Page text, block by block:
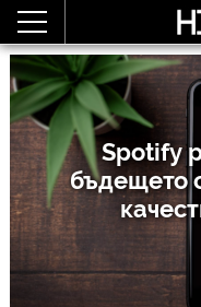
Spotify
бъдещето